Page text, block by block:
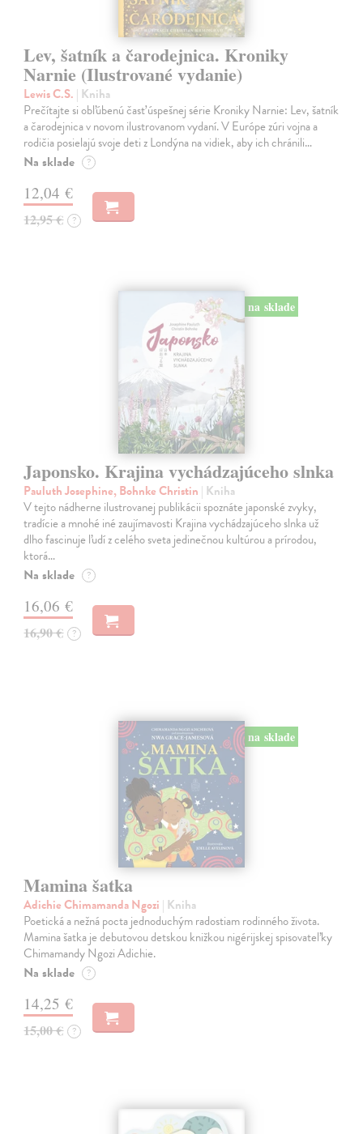
Lev, šatník a čarodejnica. Kroniky
Narnie (Ilustrované vydanie)
Lewis C.S. | Kniha
Prečítajte si obľúbenú časť úspešnej série Kroniky Narnie: Lev, šatník
a čarodejnica v novom ilustrovanom vydaní. V Európe zúri vojna a
rodičia posielajú svoje deti z Londýna na vidiek, aby ich chránili…
Na sklade ?
12,04 €
12,95 € ?
na sklade
Japonsko. Krajina vychádzajúceho slnka
Pauluth Josephine, Bohnke Christin | Kniha
V tejto nádherne ilustrovanej publikácii spoznáte japonské zvyky,
tradície a mnohé iné zaujímavosti Krajina vychádzajúceho slnka už
dlho fascinuje ľudí z celého sveta jedinečnou kultúrou a prírodou,
ktorá…
Na sklade ?
16,06 €
16,90 € ?
na sklade
Mamina šatka
Adichie Chimamanda Ngozi | Kniha
Poetická a nežná pocta jednoduchým radostiam rodinného života.
Mamina šatka je debutovou detskou knižkou nigérijskej spisovateľky
Chimamandy Ngozi Adichie.
Na sklade ?
14,25 €
15,00 € ?